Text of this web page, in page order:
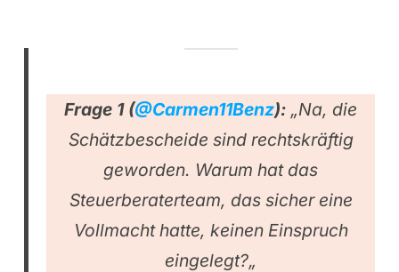
Frage 1 (@Carmen11Benz): „Na, die
Schätzbescheide sind rechtskräftig
geworden. Warum hat das
Steuerberaterteam, das sicher eine
Vollmacht hatte, keinen Einspruch
eingelegt?„